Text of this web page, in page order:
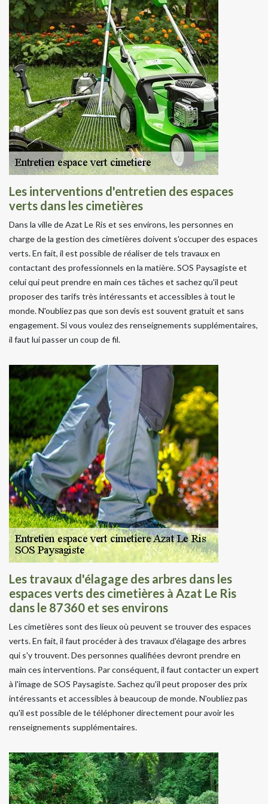
Les interventions d'entretien des espaces
verts dans les cimetières
Dans la ville de Azat Le Ris et ses environs, les personnes en
charge de la gestion des cimetières doivent s'occuper des espaces
verts. En fait, il est possible de réaliser de tels travaux en
contactant des professionnels en la matière. SOS Paysagiste et
celui qui peut prendre en main ces tâches et sachez qu'il peut
proposer des tarifs très intéressants et accessibles à tout le
monde. N'oubliez pas que son devis est souvent gratuit et sans
engagement. Si vous voulez des renseignements supplémentaires,
il faut lui passer un coup de fil.
Les travaux d'élagage des arbres dans les
espaces verts des cimetières à Azat Le Ris
dans le 87360 et ses environs
Les cimetières sont des lieux où peuvent se trouver des espaces
verts. En fait, il faut procéder à des travaux d'élagage des arbres
qui s'y trouvent. Des personnes qualifiées devront prendre en
main ces interventions. Par conséquent, il faut contacter un expert
à l'image de SOS Paysagiste. Sachez qu'il peut proposer des prix
intéressants et accessibles à beaucoup de monde. N'oubliez pas
qu'il est possible de le téléphoner directement pour avoir les
renseignements supplémentaires.